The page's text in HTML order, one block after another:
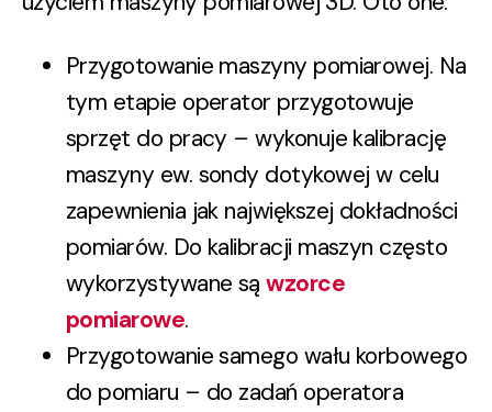
Przygotowanie maszyny pomiarowej. Na
tym etapie operator przygotowuje
sprzęt do pracy – wykonuje kalibrację
maszyny ew. sondy dotykowej w celu
zapewnienia jak największej dokładności
pomiarów. Do kalibracji maszyn często
wykorzystywane sąwzorce
pomiarowe.
Przygotowanie samego wału korbowego
do pomiaru – do zadań operatora